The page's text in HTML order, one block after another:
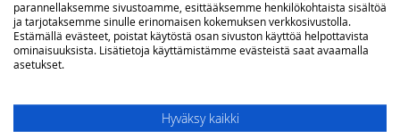
mikroaaltouunit, combi uunit, viinikaapit, lämpölaatikot,
tiskikoneet, kahvinkeittimet, ruuan viilentimet, taustalevyt sekä
keittiön pienkoneet runsaine mahdollisuuksineen.
Se ei ole vain liesi. Dolcevita on elämäntapa.
Lisätietoja
parannellaksemme sivustoamme, esittääksemme henkilökohtaista sisältöä
ja tarjotaksemme sinulle erinomaisen kokemuksen verkkosivustolla.
Estämällä evästeet, poistat käytöstä osan sivuston käyttöä helpottavista
ominaisuuksista. Lisätietoja käyttämistämme evästeistä saat avaamalla
asetukset.
Hyväksy kaikki